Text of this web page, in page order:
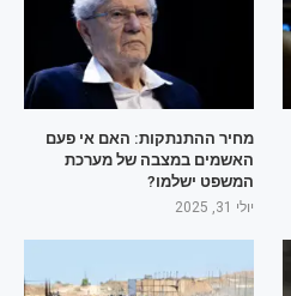
מחיר ההתנתקות: האם אי פעם
האשמים במצבה של מערכת
המשפט ישלמו?
יולי 31, 2025